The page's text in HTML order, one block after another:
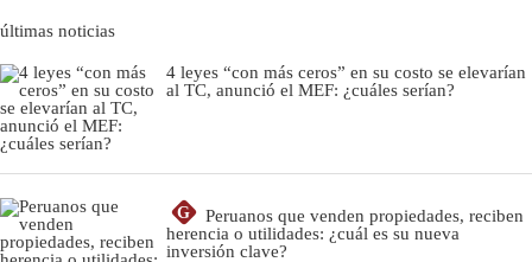
últimas noticias
4 leyes “con más ceros” en su costo se elevarían
al TC, anunció el MEF: ¿cuáles serían?
G
Peruanos que venden propiedades, reciben
herencia o utilidades: ¿cuál es su nueva
inversión clave?